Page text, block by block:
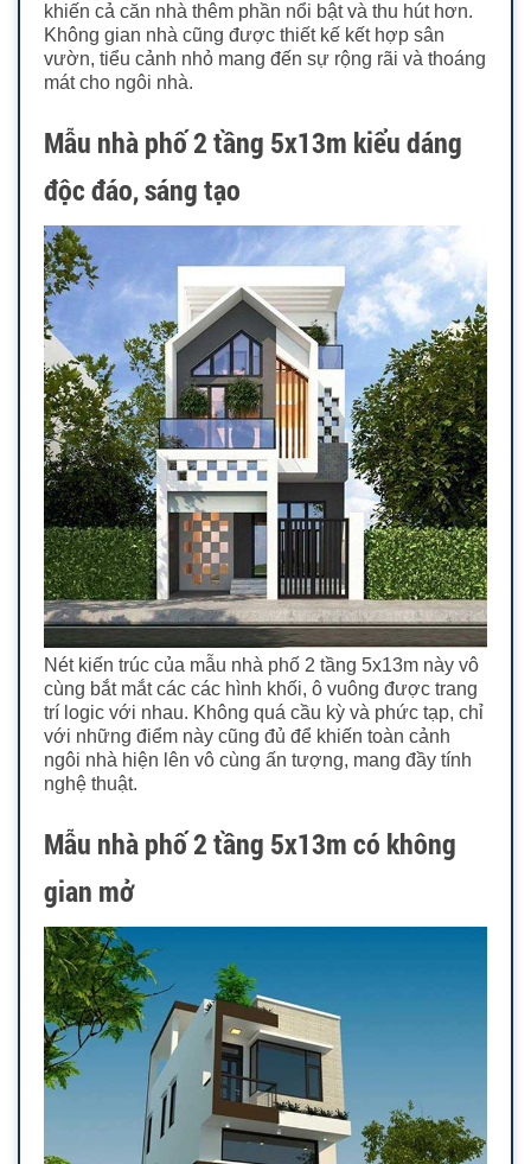
khiến cả căn nhà thêm phần nổi bật và thu hút hơn.
Không gian nhà cũng được thiết kế kết hợp sân
vườn, tiểu cảnh nhỏ mang đến sự rộng rãi và thoáng
mát cho ngôi nhà.
Mẫu nhà phố 2 tầng 5x13m kiểu dáng
độc đáo, sáng tạo
Nét kiến trúc của mẫu nhà phố 2 tầng 5x13m này vô
cùng bắt mắt các các hình khối, ô vuông được trang
trí logic với nhau. Không quá cầu kỳ và phức tạp, chỉ
với những điểm này cũng đủ để khiến toàn cảnh
ngôi nhà hiện lên vô cùng ấn tượng, mang đầy tính
nghệ thuật.
Mẫu nhà phố 2 tầng 5x13m có không
gian mở